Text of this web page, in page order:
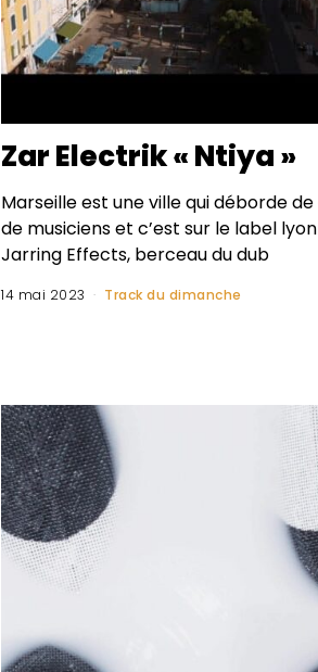
Zar Electrik « Ntiya »
Marseille est une ville qui déborde
de musiciens et c’est sur le label
Jarring Effects, berceau du dub
14 mai 2023 Track du dimanche